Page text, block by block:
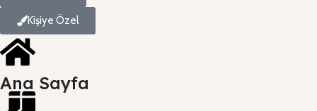
Kişiye Özel
Ana Sayfa